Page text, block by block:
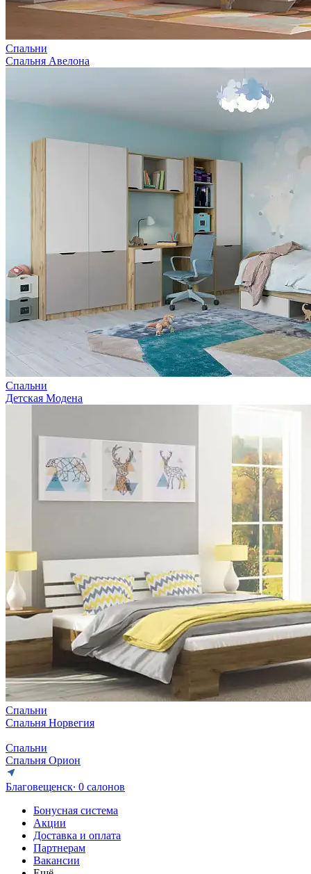
Спальни
Спальня Авелона
Спальни
Детская Модена
Спальни
Спальня Норвегия
Спальни
Спальня Орион
Благовещенск∙ 0 салонов
Бонусная система
Акции
Доставка и оплата
Партнерам
Вакансии